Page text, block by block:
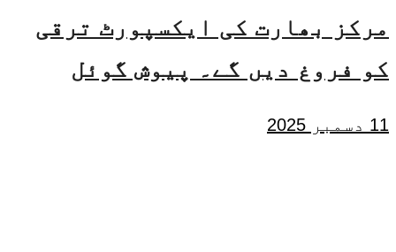
مرکز بھارت کی ایکسپورٹ ترقی
کو فروغ دیں گے۔ پیوش گوئل
11 دسمبر 2025